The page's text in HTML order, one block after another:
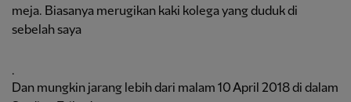
meja. Biasanya merugikan kaki kolega yang duduk di
sebelah saya
.
Dan mungkin jarang lebih dari malam 10 April 2018 di dalam